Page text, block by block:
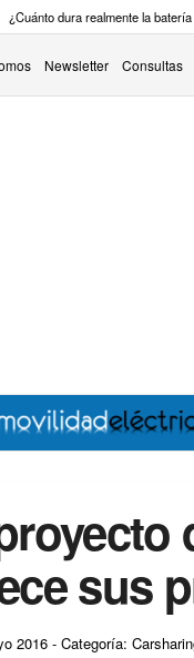
¿Cuánto dura realmente la
Newsletter Consultas
sus
2016 - Categoría: